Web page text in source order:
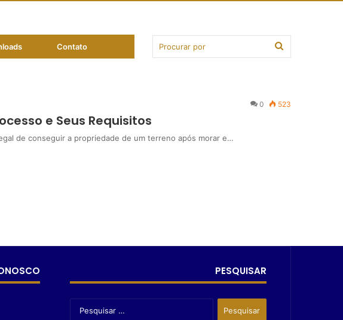
Contato
0 523
e Seus Requisitos
de conseguir a propriedade de um terreno após morar e…
PESQUISAR